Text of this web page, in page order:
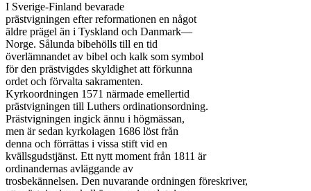
I Sverige-Finland bevarade
prästvigningen efter reformationen en något
äldre prägel än i Tyskland och Danmark—
Norge. Sålunda bibehölls till en tid
överlämnandet av bibel och kalk som symbol
för den prästvigdes skyldighet att förkunna
ordet och förvalta sakramenten.
Kyrkoordningen 1571 närmade emellertid
prästvigningen till Luthers ordinationsordning.
Prästvigningen ingick ännu i högmässan,
men är sedan kyrkolagen 1686 löst från
denna och förrättas i vissa stift vid en
kvällsgudstjänst. Ett nytt moment från 1811 är
ordinandernas avläggande av
trosbekännelsen. Den nuvarande ordningen föreskriver,